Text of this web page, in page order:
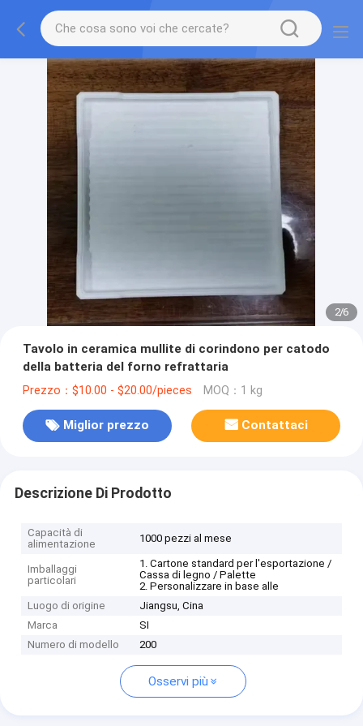
2/6
Tavolo in ceramica mullite di corindono per catodo
della batteria del forno refrattaria
Prezzo：$10.00 - $20.00/pieces MOQ：1 kg
Miglior prezzo Contattaci
Descrizione Di Prodotto
Capacità di
alimentazione
1000 pezzi al mese
Imballaggi
particolari
1. Cartone standard per l'esportazione /
Cassa di legno / Palette
2. Personalizzare in base alle
Luogo di origine
Jiangsu, Cina
Marca
SI
Numero di modello
200
Osservi più